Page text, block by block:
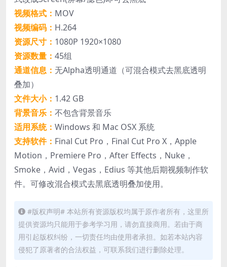
视频格式： MOV
视频编码： H.264
资源尺寸： 1080P 1920×1080
资源数量： 45组
通道信息： 无Alpha透明通道（可混合模式去黑底透明
叠加）
文件大小： 1.42 GB
背景音乐： 不包含背景音乐
适用系统： Windows 和 Mac OSX 系统
支持软件： Final Cut Pro，Final Cut Pro X，Apple
Motion，Premiere Pro，After Effects，Nuke，
Smoke，Avid，Vegas，Edius 等其他后期视频制作软
件。可修改混合模式去黑底透明叠加使用。
#版权声明# 本站所有资源版权均属于原作者所有，这里所
提供资源均只能用于参考学习用，请勿直接商用。若由于商
用引起版权纠纷，一切责任均由使用者承担。如若本站内容
侵犯了原著者的合法权益，可联系我们进行删除处理。